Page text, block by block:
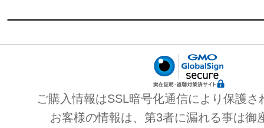
ご購入情報はSSL暗号化通信により保護さ
お客様の情報は、第3者に漏れる事は御